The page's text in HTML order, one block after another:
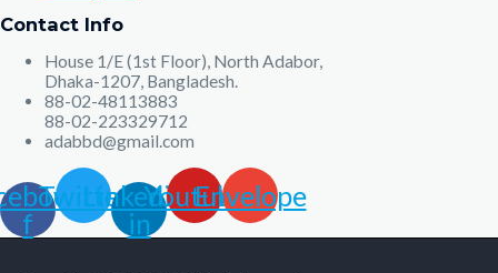
Contact Info
House 1/E (1st Floor), North Adabor,
Dhaka-1207, Bangladesh.
88-02-48113883
88-02-223329712
adabbd@gmail.com
f
TwitterLinkedin-
in
YoutubeEnvelope